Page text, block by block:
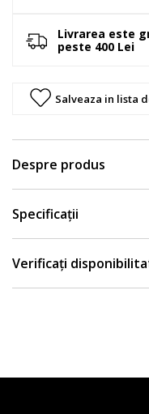
Livrarea este
peste 400 Lei
Salveaza in lista
Despre produs
Specificații
Verificați